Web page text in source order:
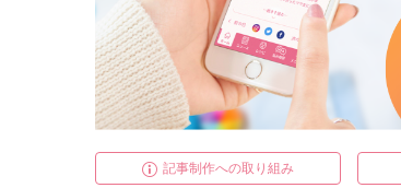
記事制作への取り組み